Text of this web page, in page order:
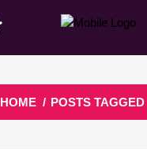
HOME / POSTS